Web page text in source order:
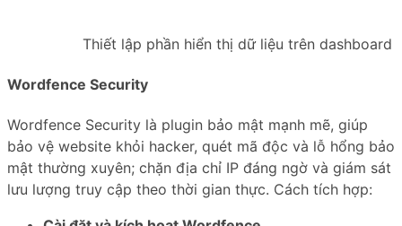
Thiết lập phần hiển thị dữ liệu trên dashboard
Wordfence Security
Wordfence Security là plugin bảo mật mạnh mẽ, giúp
bảo vệ website khỏi hacker, quét mã độc và lỗ hổng bảo
mật thường xuyên; chặn địa chỉ IP đáng ngờ và giám sát
lưu lượng truy cập theo thời gian thực. Cách tích hợp: